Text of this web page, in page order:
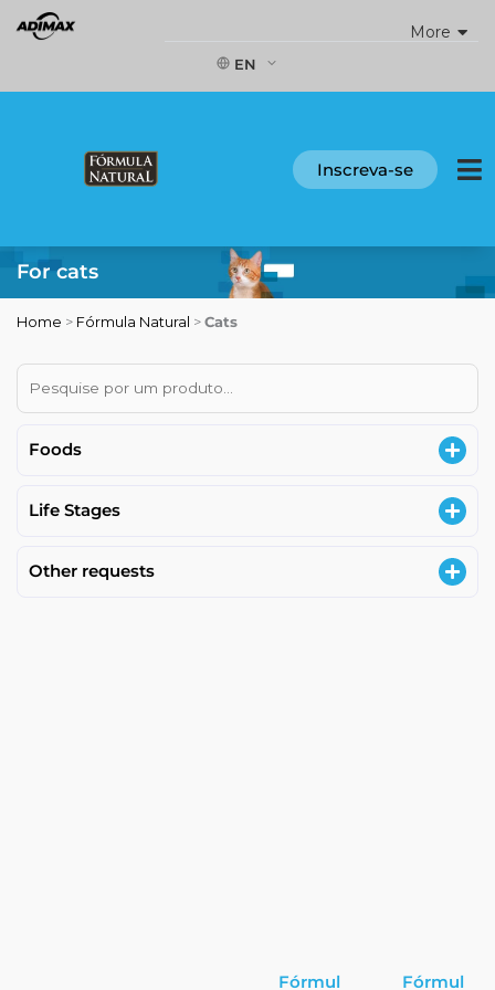
More
EN
Inscreva-se
For cats
Home > Fórmula Natural > Cats
Foods
Life Stages
Other requests
Fórmul Fórmul